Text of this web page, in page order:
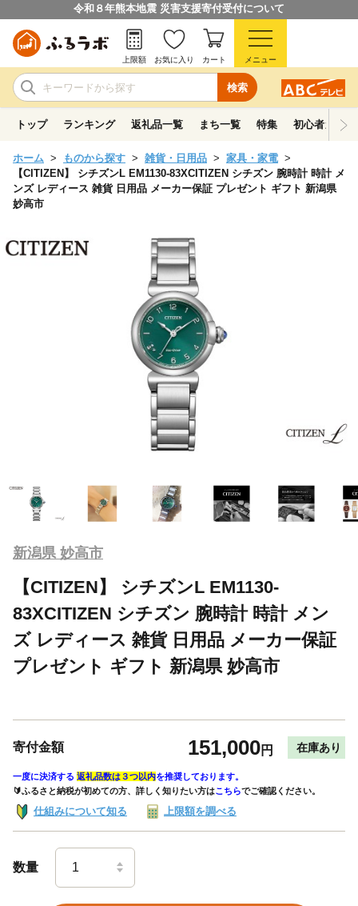
令和８年熊本地震 災害支援寄付受付について
検索
上限額 お気に入り カート メニュー
トップ ランキング 返礼品一覧 まち一覧 特集 初心者ガイド
ホーム ものから探す 雑貨・日用品
家具・家電
【CITIZEN】 シチズンL EM1130-83XCITIZEN シチズン 腕時計 時計 メ
ンズ レディース 雑貨 日用品 メーカー保証 プレゼント ギフト 新潟県
妙高市
新潟県 妙高市
【CITIZEN】 シチズンL EM1130-
83XCITIZEN シチズン 腕時計 時計 メン
ズ レディース 雑貨 日用品 メーカー保証
プレゼント ギフト 新潟県 妙高市
寄付金額 151,000円 在庫あり
一度に決済する 返礼品数は３つ以内を推奨しております。
🔰ふるさと納税が初めての方、詳しく知りたい方はこちらでご確認ください。
仕組みについて知る 上限額を調べる
数量